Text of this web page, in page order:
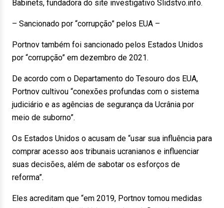
Babinets, fundadora do site investigativo Slidstvo.info.
– Sancionado por “corrupção” pelos EUA –
Portnov também foi sancionado pelos Estados Unidos
por “corrupção” em dezembro de 2021.
De acordo com o Departamento do Tesouro dos EUA,
Portnov cultivou “conexões profundas com o sistema
judiciário e as agências de segurança da Ucrânia por
meio de suborno”.
Os Estados Unidos o acusam de “usar sua influência para
comprar acesso aos tribunais ucranianos e influenciar
suas decisões, além de sabotar os esforços de
reforma”.
Eles acreditam que “em 2019, Portnov tomou medidas